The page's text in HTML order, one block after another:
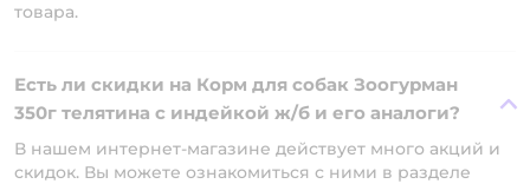
товара.
Есть ли скидки на Корм для собак Зоогурман
350г телятина с индейкой ж/б и его аналоги?
В нашем интернет-магазине действует много акций и
скидок. Вы можете ознакомиться с ними в разделе